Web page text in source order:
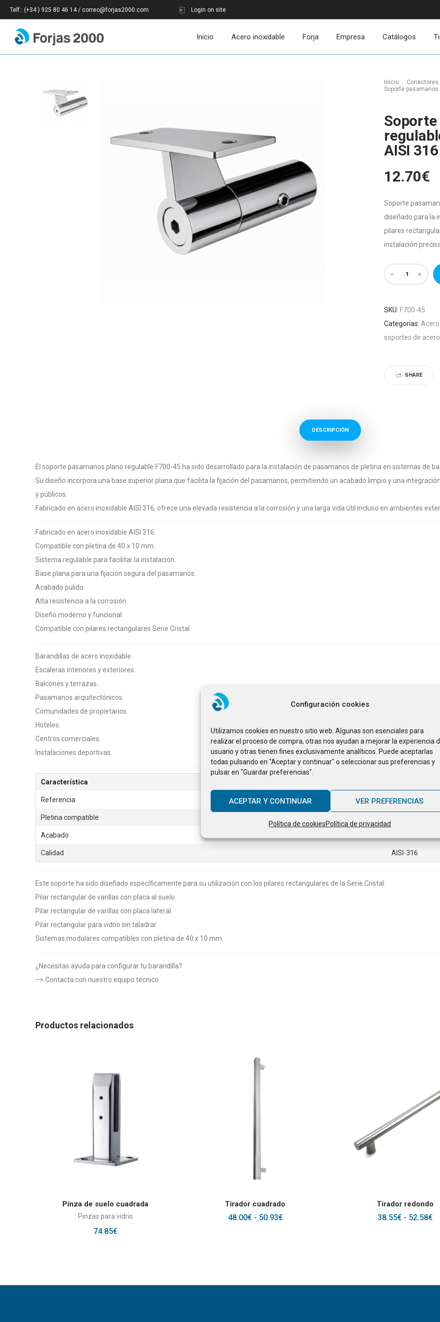
Configuración cookies
Utilizamos cookies en nuestro sitio web. Algunas son esenciales para
realizar el proceso de compra, otras nos ayudan a mejorar la experiencia
usuario y otras tienen fines exclusivamente analíticos. Puede aceptarlas
todas pulsando en "Aceptar y continuar" o seleccionar sus preferencias y
pulsar en "Guardar preferencias".
ACEPTAR Y CONTINUAR VER PREFERENCIAS
Política de cookiesPolítica de privacidad
Telf.: (+34 ) 925 80 46 14 / correo@forjas2000.com Login on site
Inicio Acero inoxidable Forja Empresa Catálogos
Inicio
Soporte
AISI 316
12.70€
Soporte
diseñado para la
pilares
instalación
SKU: F700-45
Categorías:
soportes de
SHARE
DESCRIPCIÓN
El soporte pasamanos plano regulable F700-45 ha sido desarrollado para la instalación de pasamanos de pletina en sistemas de
Su diseño incorpora una base superior plana que facilita la fijación del pasamanos, permitiendo un acabado limpio y una
y públicos.
Fabricado en acero inoxidable AISI 316, ofrece una elevada resistencia a la corrosión y una larga vida útil incluso en ambientes
Fabricado en acero inoxidable AISI 316.
Compatible con pletina de 40 x 10 mm.
Sistema regulable para facilitar la instalación.
Base plana para una fijación segura del pasamanos.
Acabado pulido.
Alta resistencia a la corrosión.
Diseño moderno y funcional.
Compatible con pilares rectangulares Serie Cristal.
Barandillas de acero inoxidable.
Escaleras interiores y exteriores.
Balcones y terrazas.
Pasamanos arquitectónicos.
Comunidades de propietarios.
Hoteles.
Centros comerciales.
Instalaciones deportivas.
Característica
Referencia F700-45
Pletina compatible
Acabado
Calidad AISI-316
Este soporte ha sido diseñado específicamente para su utilización con los pilares rectangulares de la Serie Cristal:
Pilar rectangular de varillas con placa al suelo.
Pilar rectangular de varillas con placa lateral.
Pilar rectangular para vidrio sin taladrar.
Sistemas modulares compatibles con pletina de 40 x 10 mm.
¿Necesitas ayuda para configurar tu barandilla?
–> Contacta con nuestro equipo técnico
Productos relacionados
AÑADIR AL CARRITO
Pinza de suelo cuadrada
Pinzas para vidrio
74.85€
SELECCIONAR OPCIONES
Tirador cuadrado
48.00€ - 50.93€RANGO
SELECCIONAR OPCIONES
Tirador redondo
38.55€ - 52.58€